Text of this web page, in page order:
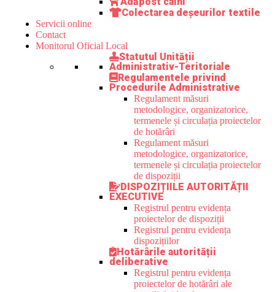
Colectarea deșeurilor textile
Servicii online
Contact
Monitorul Oficial Local
Statutul Unității
Administrativ-Teritoriale
Regulamentele privind
Procedurile Administrative
Regulament măsuri
metodologice, organizatorice,
termenele și circulația proiectelor
de hotărâri
Regulament măsuri
metodologice, organizatorice,
termenele și circulația proiectelor
de dispoziții
DISPOZIȚIILE AUTORITĂȚII
EXECUTIVE
Registrul pentru evidența
proiectelor de dispoziții
Registrul pentru evidența
dispozițiilor
Hotărârile autorității
deliberative
Registrul pentru evidența
proiectelor de hotărâri ale